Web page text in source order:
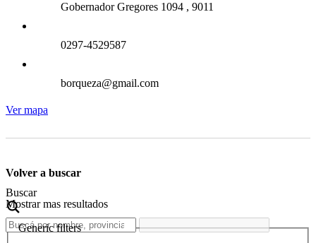
Gobernador Gregores 1094 , 9011
0297-4529587
borqueza@gmail.com
Ver mapa
Volver a buscar
Buscar
Mostrar mas resultados
Generic filters